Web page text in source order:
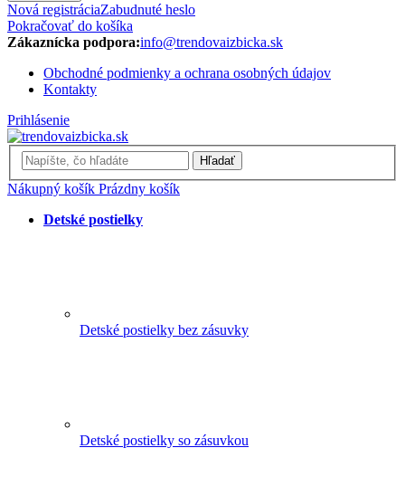
Nová registráciaZabudnuté heslo
Pokračovať do košíka
Zákaznícka podpora:info@trendovaizbicka.sk
Obchodné podmienky a ochrana osobných údajov
Kontakty
Prihlásenie
Hľadať
Nákupný košík Prázdny košík
Detské postielky
Detské postielky bez zásuvky
Detské postielky so zásuvkou